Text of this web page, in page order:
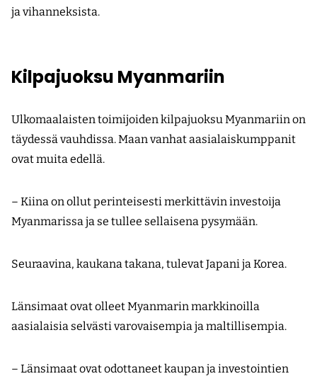
ja vihanneksista.
Kilpajuoksu Myanmariin
Ulkomaalaisten toimijoiden kilpajuoksu Myanmariin on
täydessä vauhdissa. Maan vanhat aasialaiskumppanit
ovat muita edellä.
– Kiina on ollut perinteisesti merkittävin investoija
Myanmarissa ja se tullee sellaisena pysymään.
Seuraavina, kaukana takana, tulevat Japani ja Korea.
Länsimaat ovat olleet Myanmarin markkinoilla
aasialaisia selvästi varovaisempia ja maltillisempia.
– Länsimaat ovat odottaneet kaupan ja investointien